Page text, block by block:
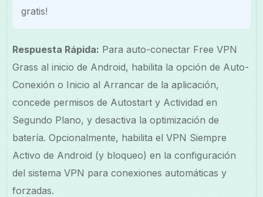
gratis!
Respuesta Rápida: Para auto-conectar Free VPN
Grass al inicio de Android, habilita la opción de Auto-
Conexión o Inicio al Arrancar de la aplicación,
concede permisos de Autostart y Actividad en
Segundo Plano, y desactiva la optimización de
batería. Opcionalmente, habilita el VPN Siempre
Activo de Android (y bloqueo) en la configuración
del sistema VPN para conexiones automáticas y
forzadas.